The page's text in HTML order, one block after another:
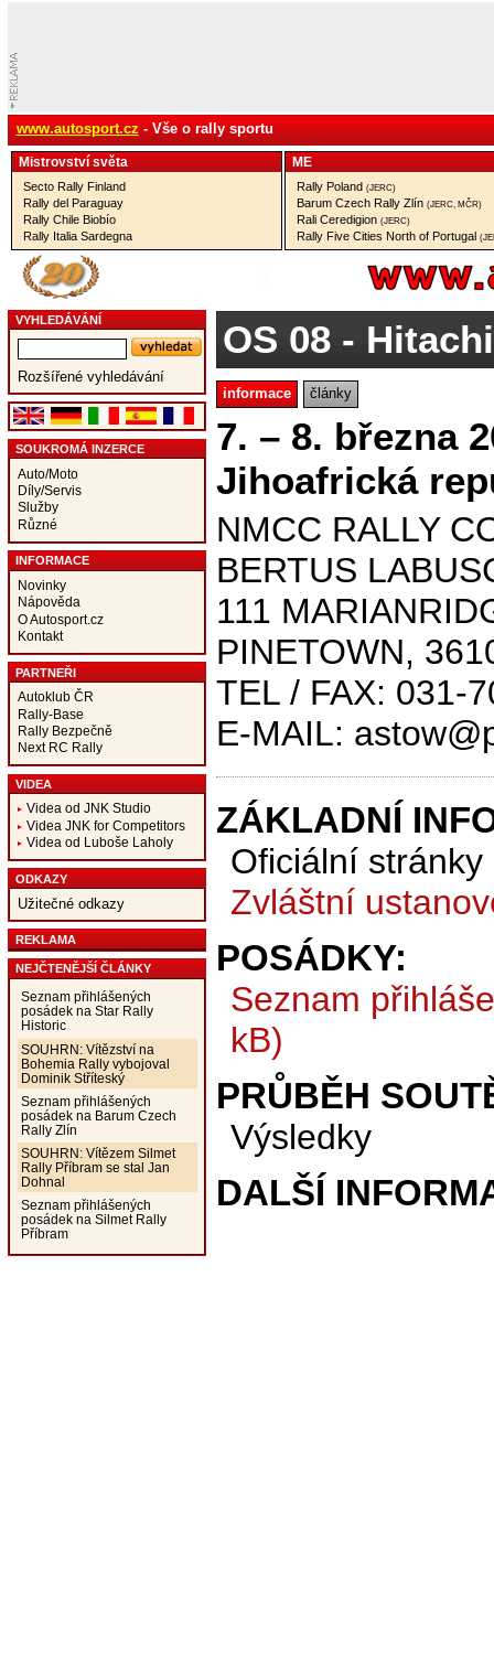
www.autosport.cz - Vše o rally sportu
Mistrovství­ světa
Secto Rally Finland
Rally del Paraguay
Rally Chile Biobío
Rally Italia Sardegna
ME
Rally Poland (JERC)
Barum Czech Rally Zlín (JERC, MČR)
Rali Ceredigion (JERC)
Rally Five Cities North of Portugal
VYHLEDÁVÁNÍ
Rozšířené vyhledávání
SOUKROMÁ INZERCE
Auto/Moto
Díly/Servis
Služby
Různé
INFORMACE
Novinky
Nápověda
O Autosport.cz
Kontakt
PARTNEŘI
Autoklub ČR
Rally-Base
Rally Bezpečně
Next RC Rally
VIDEA
Videa od JNK Studio
Videa JNK for Competitors
Videa od Luboše Laholy
ODKAZY
Užitečné odkazy
REKLAMA
NEJČTENĚJŠÍ ČLÁNKY
Seznam přihlášených
posádek na Star Rally
Historic
SOUHRN: Vítězství na
Bohemia Rally vybojoval
Dominik Stříteský
Seznam přihlášených
posádek na Barum Czech
Rally Zlín
SOUHRN: Vítězem Silmet
Rally Příbram se stal Jan
Dohnal
Seznam přihlášených
posádek na Silmet Rally
Příbram
OS 08-
informace články
7. – 8. března
Jihoafrická
NMCC RALLY
BERTUS
111
PINETOWN,
TEL / FAX: 031-
E-MAIL:
ZÁKLADNÍ
Oficiální stránky
Zvláštní
POSÁDKY:
Seznam
kB)
PRŮBĚH
Výsledky
DALŠÍ